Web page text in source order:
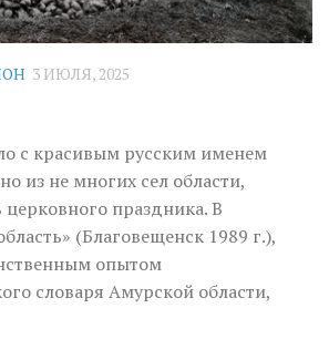
3 ИЮЛЯ, 2025
с красивым русским именем
из не многих сел области,
церковного праздника. В
(Благовещенск 1989 г.),
опытом
словаря Амурской области,